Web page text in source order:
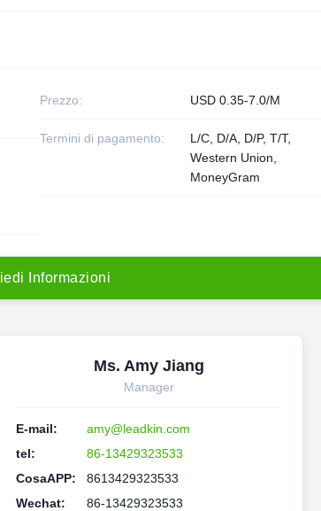
Prezzo: USD 0.35-7.0/M
Termini di pagamento:
L/C, D/A, D/P, T/T,
Western Union,
MoneyGram
iedi nformazioni
Ms. Amy Jiang
Manager
E-mail:
amy@leadkin.com
tel:
86-13429323533
CosaAPP:
8613429323533
Wechat:
86-13429323533